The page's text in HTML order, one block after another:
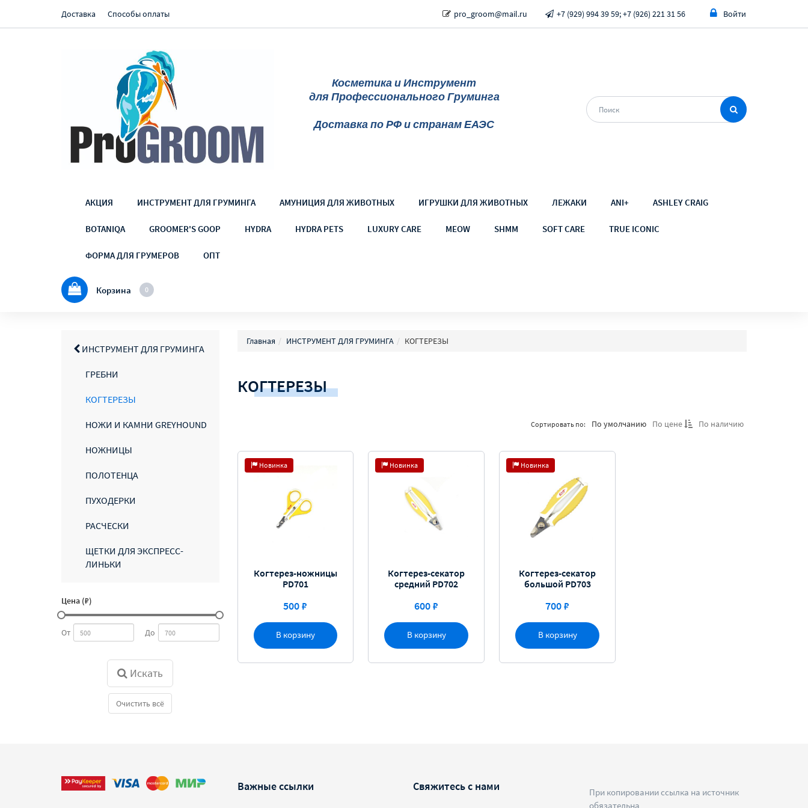
Доставка Способы оплаты pro_groom@mail.ru +7 (929) 994 39 59; +7 (926) 221 31 56 Войти
Косметика и Инструмент
для Профессионального Груминга
Доставка по РФ и странам ЕАЭС
АКЦИЯ ИНСТРУМЕНТ ДЛЯ ГРУМИНГА АМУНИЦИЯ ДЛЯ ЖИВОТНЫХ ИГРУШКИ ДЛЯ ЖИВОТНЫХ ЛЕЖАКИ ANI+ ASHLEY CRAIG
BOTANIQA GROOMER'S GOOP HYDRA HYDRA PETS LUXURY CARE MEOW SHMM SOFT CARE TRUE ICONIC
ФОРМА ДЛЯ ГРУМЕРОВ ОПТ
0
Корзина
ИНСТРУМЕНТ ДЛЯ ГРУМИНГА
ГРЕБНИ
КОГТЕРЕЗЫ
НОЖИ И КАМНИ GREYHOUND
НОЖНИЦЫ
ПОЛОТЕНЦА
ПУХОДЕРКИ
РАСЧЕСКИ
ЩЕТКИ ДЛЯ ЭКСПРЕСС-
ЛИНЬКИ
Цена (₽)
От До
Искать
Очистить всё
Главная ИНСТРУМЕНТ ДЛЯ ГРУМИНГА КОГТЕРЕЗЫ
КОГТЕРЕЗЫ
Сортировать по: По умолчанию По цене По наличию
Новинка
В корзину
Когтерез-ножницы
PD701
500 ₽
Новинка
В корзину
Когтерез-секатор
средний PD702
600 ₽
Новинка
В корзину
Когтерез-секатор
большой PD703
700 ₽
Важные ссылки Свяжитесь с нами
При копировании ссылка на источник
обязательна